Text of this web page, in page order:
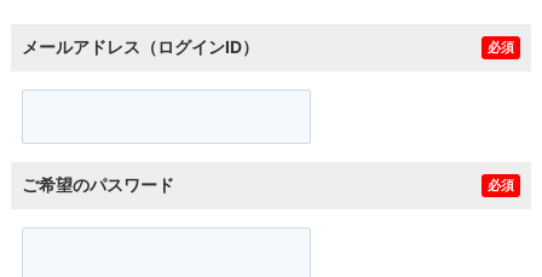
メールアドレス（ログインID） 必須
ご希望のパスワード 必須